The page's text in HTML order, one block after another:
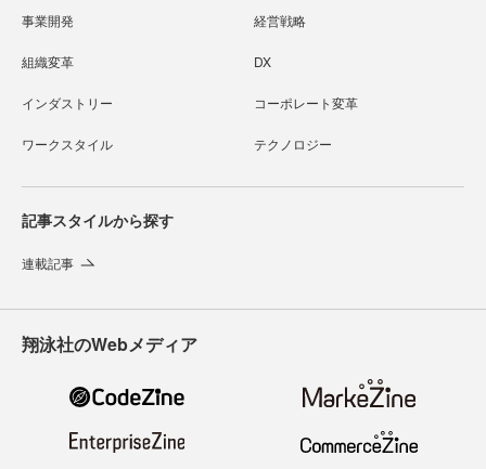
事業開発 経営戦略
組織変革 DX
インダストリー コーポレート変革
ワークスタイル テクノロジー
記事スタイルから探す
連載記事
翔泳社のWebメディア